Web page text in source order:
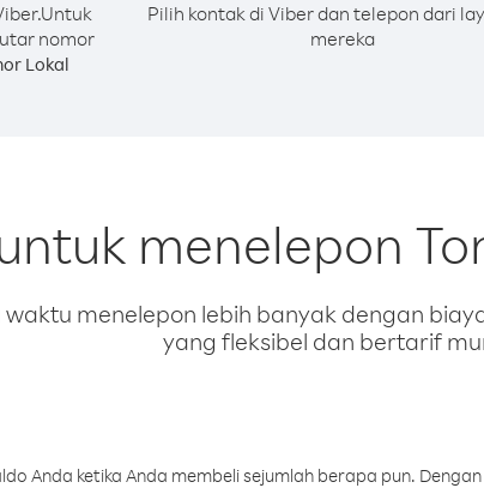
Untuk
nomor
Lokal
Pilih kontak di Viber dan telepon dari
mereka
menelepon
menelepon lebih banyak dengan
yang fleksibel dan bertarif
Anda ketika Anda membeli sejumlah berapa pun.